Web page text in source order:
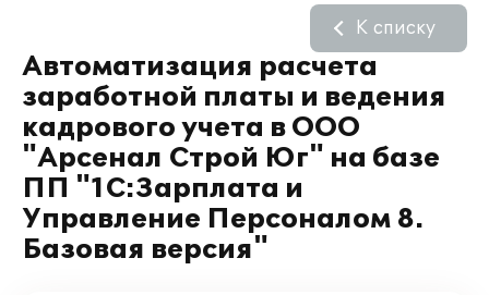
Автоматизация расчета
заработной платы и ведения
кадрового учета в ООО
"Арсенал Строй Юг" на базе
ПП "1С:Зарплата и
Управление Персоналом 8.
Базовая версия"
К списку